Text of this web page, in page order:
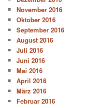
November 2016
Oktober 2016
September 2016
August 2016
Juli 2016
Juni 2016
Mai 2016
April 2016
März 2016
Februar 2016